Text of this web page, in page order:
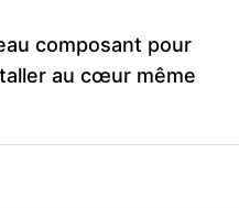
composant pour
au cœur même